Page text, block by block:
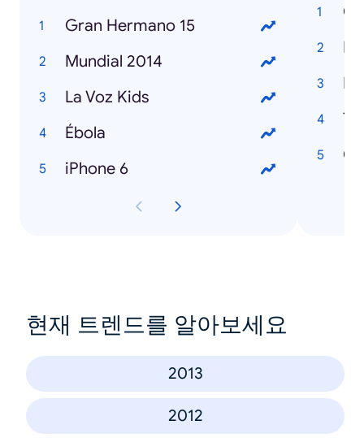
Gran Hermano 15
Mundial 2014
La Voz Kids
Ébola
iPhone 6
현재 트렌드를 알아보세요
2013
2012